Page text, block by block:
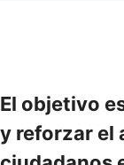
El objetivo
y reforzar el